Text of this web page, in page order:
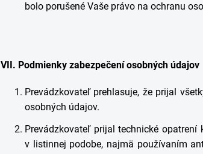
bolo porušené Vaše právo na ochranu
VII. Podmienky zabezpečení osobných údajov
Prevádzkovateľ prehlasuje, že prijal
osobných údajov.
Prevádzkovateľ prijal technické
v listinnej podobe, najmä používaním